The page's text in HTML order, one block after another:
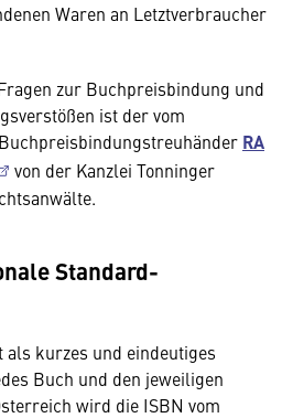
Waren an Letztverbraucher
zur Buchpreisbindung und
ist der vom
RA
von der Kanzlei Tonninger
Standard-
kurzes und eindeutiges
Buch und den jeweiligen
wird die ISBN vom